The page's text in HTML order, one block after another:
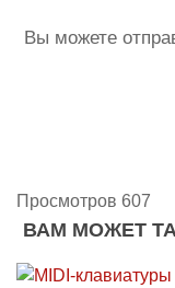
Вы можете
Просмотров 607
ВАМ МОЖЕТ